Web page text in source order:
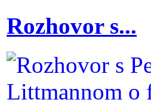
Rozhovor s...